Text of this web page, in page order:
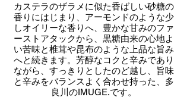
カステラのザラメに似た香ばしい砂糖の
香りにはじまり、アーモンドのような少
しオイリーな香りへ、豊かな甘みのファ
ーストアタックから、黒糖由来の心地よ
い苦味と椎茸や昆布のような上品な旨み
へと続きます。芳醇なコクと辛みであり
ながら、すっきりとしたのど越し、旨味
と辛みをバランスよく合わせ持った、多
良川のIMUGE.です。